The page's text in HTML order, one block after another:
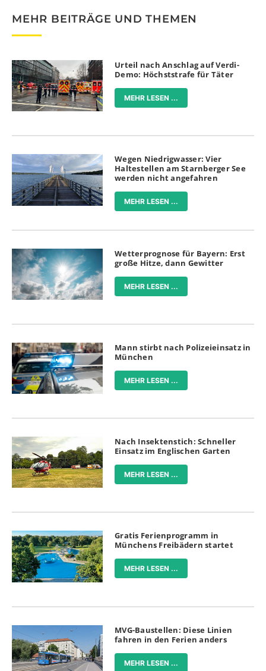
MEHR BEITRÄGE UND THEMEN
Urteil nach Anschlag auf Verdi-
Demo: Höchststrafe für Täter
MEHR LESEN ...
Wegen Niedrigwasser: Vier
Haltestellen am Starnberger See
werden nicht angefahren
MEHR LESEN ...
Wetterprognose für Bayern: Erst
große Hitze, dann Gewitter
MEHR LESEN ...
Mann stirbt nach Polizeieinsatz in
München
MEHR LESEN ...
Nach Insektenstich: Schneller
Einsatz im Englischen Garten
MEHR LESEN ...
Gratis Ferienprogramm in
Münchens Freibädern startet
MEHR LESEN ...
MVG-Baustellen: Diese Linien
fahren in den Ferien anders
MEHR LESEN ...